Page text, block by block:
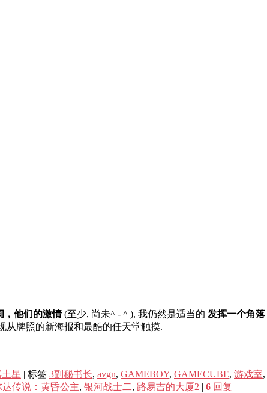
，他们的激情(至少, 尚未^ - ^ ), 我仍然是适当的 发挥一个角落
从牌照的新海报和最酷的任天堂触摸.
星 | 标签 3副秘书长, avgn, GAMEBOY, GAMECUBE, 游戏室,
达传说：黄昏公主, 银河战士二, 路易吉的大厦2 | 6 回复